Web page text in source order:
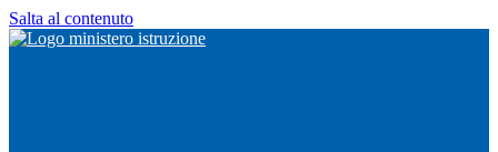
Salta al contenuto